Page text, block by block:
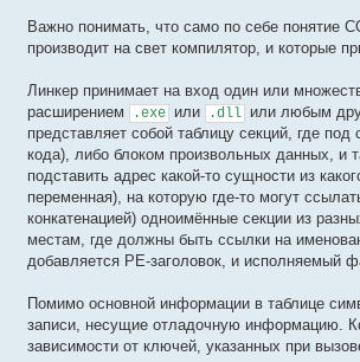
Важно понимать, что само по себе понятие
производит на свет компилятор, и которые
Линкер принимает на вход один или
расширением
.exe или .dll или любым
представляет собой таблицу секций, где
кода), либо блоком произвольных данных,
подставить адрес какой-то сущности из
переменная), на которую где-то могут
конкатенацией) одноимённые секции из
местам, где должны быть ссылки на
добавляется PE-заголовок, и исполняемый
Помимо основной информации в таблице
записи, несущие отладочную информацию.
зависимости от ключей, указанных при